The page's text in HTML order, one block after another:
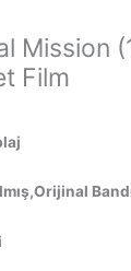
Mission
Film